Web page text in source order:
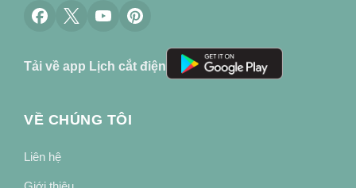
Tải về app Lịch cắt điện
VỀ CHÚNG TÔI
Liên hệ